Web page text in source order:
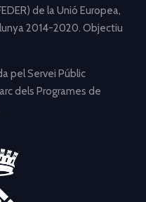
de la Unió Europea,
2014-2020. Objectiu
pel Servei Públic
dels Programes de